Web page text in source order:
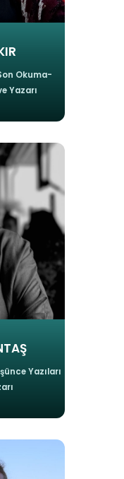
Okuma-
Yazarı
Yazıları